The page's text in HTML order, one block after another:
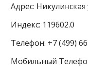
Адрес: Никулинская
Индекс: 119602.0
Телефон: +7 (499)
Мобильный